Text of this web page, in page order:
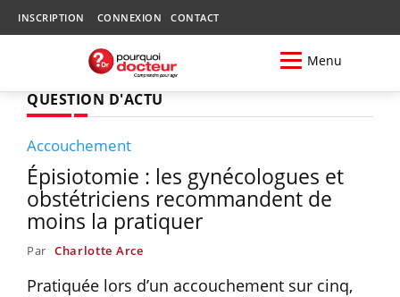
INSCRIPTION CONNEXION CONTACT
Menu
QUESTION D'ACTU
Accouchement
Épisiotomie : les gynécologues et
obstétriciens recommandent de
moins la pratiquer
Par Charlotte Arce
Pratiquée lors d’un accouchement sur cinq,